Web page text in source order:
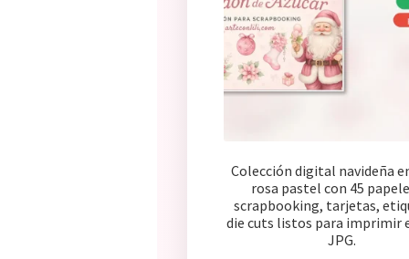
Colección digital navideña
rosa pastel con 45
scrapbooking, tarjetas,
die cuts listos para imprimir
JPG.